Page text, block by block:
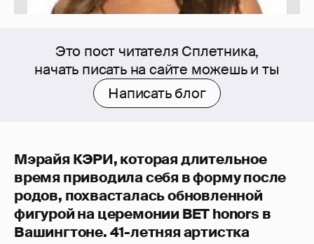
Это пост читателя Сплетника,
начать писать на сайте можешь и ты
Написать блог
Мэрайя КЭРИ, которая длительное
время приводила себя в форму после
родов, похвасталась обновленной
фигурой на церемонии BET honors в
Вашингтоне. 41-летняя артистка